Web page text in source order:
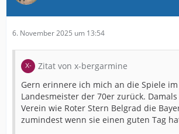
6. November 2025 um 13:54
Zitat von x-bergarmine
Gern erinnere ich mich an die Spiele
Landesmeister der 70er zurück.
Verein wie Roter Stern Belgrad die
zumindest wenn sie einen guten Tag